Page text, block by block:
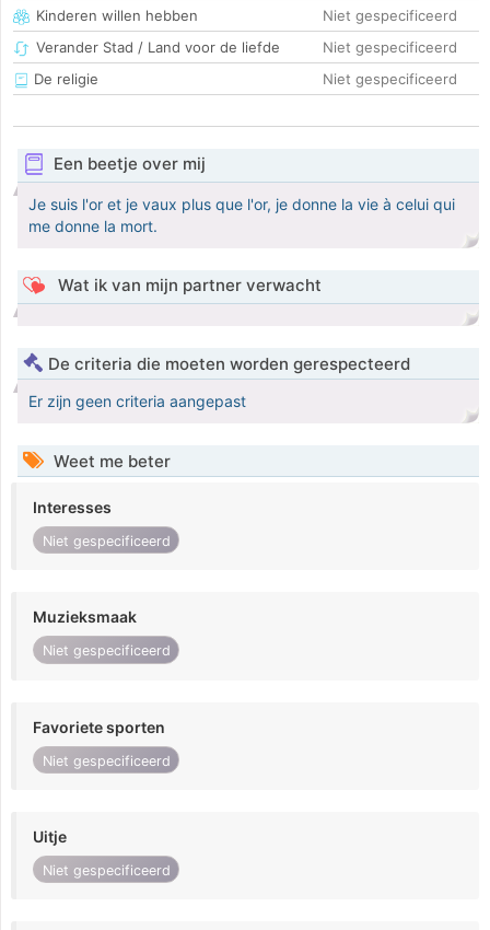
Kinderen willen hebben
Niet gespecificeerd
Verander Stad / Land voor de liefde
Niet gespecificeerd
De religie
Niet gespecificeerd
Een beetje over mij
Je suis l'or et je vaux plus que l'or, je donne la vie à celui qui
me donne la mort.
Wat ik van mijn partner verwacht
De criteria die moeten worden gerespecteerd
Er zijn geen criteria aangepast
Weet me beter
Interesses
Niet gespecificeerd
Muzieksmaak
Niet gespecificeerd
Favoriete sporten
Niet gespecificeerd
Uitje
Niet gespecificeerd